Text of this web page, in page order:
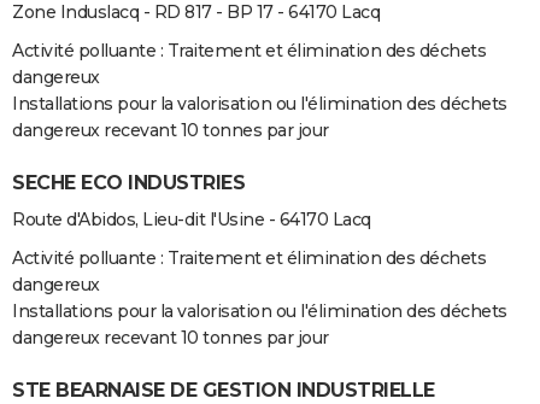
Zone Induslacq - RD 817 - BP 17 - 64170 Lacq
Activité polluante : Traitement et élimination des déchets
dangereux
Installations pour la valorisation ou l'élimination des déchets
dangereux recevant 10 tonnes par jour
SECHE ECO INDUSTRIES
Route d'Abidos, Lieu-dit l'Usine - 64170 Lacq
Activité polluante : Traitement et élimination des déchets
dangereux
Installations pour la valorisation ou l'élimination des déchets
dangereux recevant 10 tonnes par jour
STE BEARNAISE DE GESTION INDUSTRIELLE